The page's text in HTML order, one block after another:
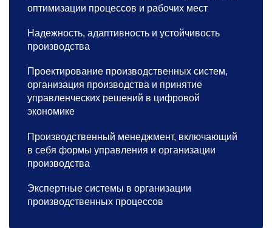
оптимизации процессов и рабочих мест
Надежность, адаптивность и устойчивость
производства
Проектирование производственных систем,
организация производства и принятие
управленческих решений в цифровой
экономике
Производственный менеджмент, включающий
в себя формы управления и организации
производства
Экспертные системы в организации
производственных процессов